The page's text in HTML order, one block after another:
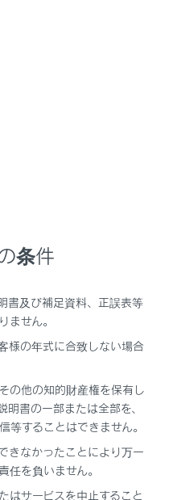
設定を変更する
ナの取り扱い
条件
書及び補足資料、正誤表等
ません。
様の年式に合致しない場合
の他の知的財産権を保有し
明書の一部または全部を、
等することはできません。
きなかったことにより万一
任を負いません。
はサービスを中止すること